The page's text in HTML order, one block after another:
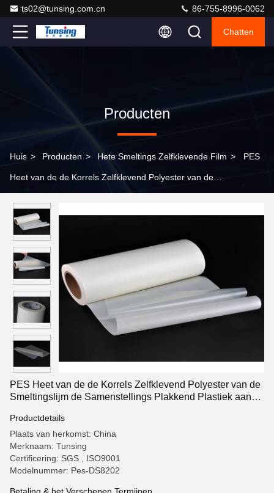
ts02@tunsing.com.cn 86-755-8996-0062
Chatten
Producten
Huis > Producten > Hete Smeltings Zelfklevende Film > PES
Heet van de de Korrels Zelfklevend Polyester van de
PES Heet van de de Korrels Zelfklevend Polyester van de
Smeltingslijm de Samenstellings Plakkend Plastiek aan
Productdetails
Plaats van herkomst: China
Merknaam: Tunsing
Certificering: SGS , ISO9001
Modelnummer: Pes-DS8202